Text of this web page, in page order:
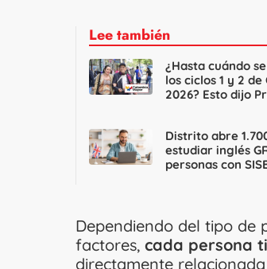
Lee también
¿Hasta cuándo
los ciclos 1 y 2
2026? Esto dijo
Distrito abre
estudiar inglés
personas con
Dependiendo del tipo de
factores, cada persona
directamente